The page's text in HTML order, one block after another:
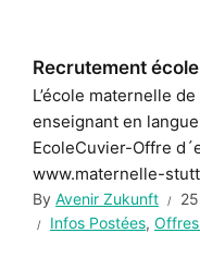
Recrutement
L’école maternelle
enseignant en
EcoleCuvier-Offre
www.maternelle-
By Avenir Zukunft
Infos Postées,